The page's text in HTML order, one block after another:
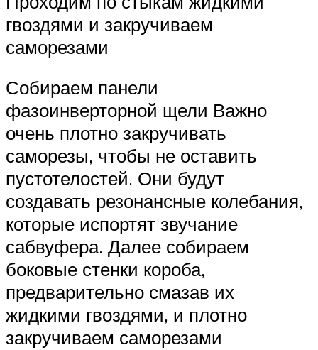
гвоздями и закручиваем
саморезами
Собираем панели
фазоинверторной щели Важно
очень плотно закручивать
саморезы, чтобы не оставить
пустотелостей. Они будут
создавать резонансные колебания,
которые испортят звучание
сабвуфера. Далее собираем
боковые стенки короба,
предварительно смазав их
жидкими гвоздями, и плотно
закручиваем саморезами